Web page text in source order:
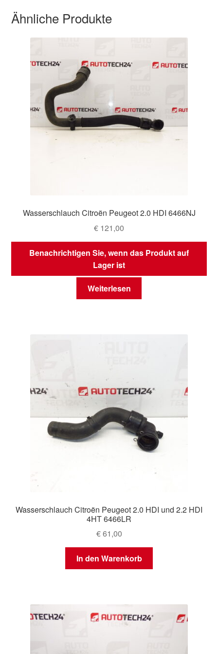
Ähnliche Produkte
Wasserschlauch Citroën Peugeot 2.0 HDI 6466NJ
€ 121,00
Benachrichtigen Sie, wenn das Produkt auf
Lager ist
Weiterlesen
Wasserschlauch Citroën Peugeot 2.0 HDI und 2.2 HDI
4HT 6466LR
€61,00
In den Warenkorb